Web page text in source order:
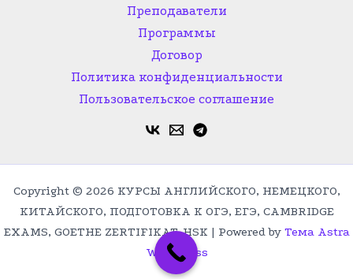
Преподаватели
Программы
Договор
Политика конфиденциальности
Пользовательское соглашение
Copyright © 2026 КУРСЫ АНГЛИЙСКОГО, НЕМЕЦКОГО,
КИТАЙСКОГО, ПОДГОТОВКА К ОГЭ, ЕГЭ, CAMBRIDGE
EXAMS, GOETHE ZERTIFIKAT, HSK | Powered by Тема Astra
WordPress